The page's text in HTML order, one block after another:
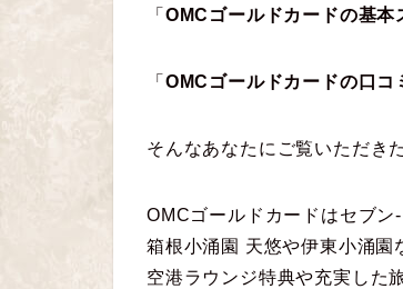
「 OMCゴールドカードの基本
「 OMCゴールドカードの口コ
そんなあなたにご覧いただき
OMCゴールドカードはセブン
箱根小涌園 天悠や伊東小涌園
空港ラウンジ特典や充実した